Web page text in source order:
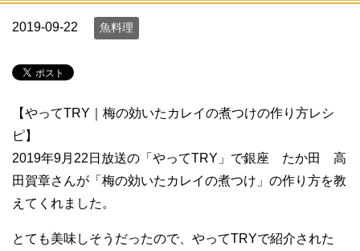
2019-09-22 魚料理
【やってTRY｜梅の効いたカレイの煮つけの作り方レシ
ピ】
2019年9月22日放送の「やってTRY」で銀座 たか田 高
田賀章さんが「梅の効いたカレイの煮つけ」の作り方を教
えてくれました。
とても美味しそうだったので、やってTRYで紹介された